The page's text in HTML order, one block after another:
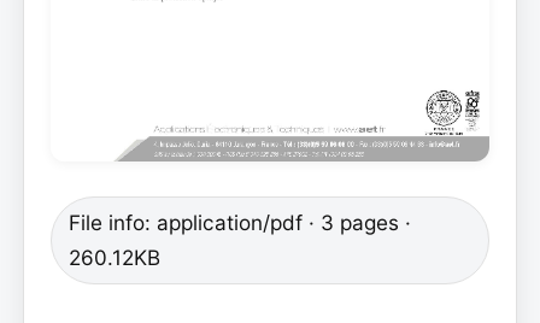
File info: application/pdf · 3 pages ·
260.12KB